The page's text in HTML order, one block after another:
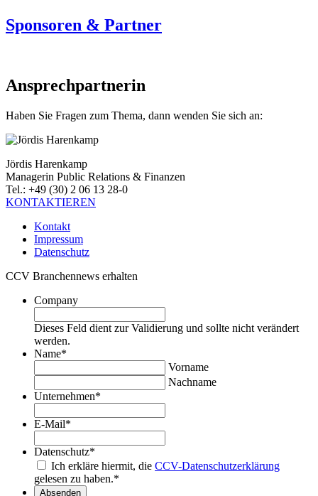
Sponsoren & Partner
Ansprechpartnerin
Haben Sie Fragen zum Thema, dann wenden Sie sich an:
Jördis Harenkamp
Managerin Public Relations & Finanzen
Tel.: +49 (30) 2 06 13 28-0
KONTAKTIEREN
Kontakt
Impressum
Datenschutz
CCV Branchennews erhalten
Company
Dieses Feld dient zur Validierung und sollte nicht verändert
werden.
Name*
Vorname
Nachname
Unternehmen*
E-Mail*
Datenschutz*
Ich erkläre hiermit, die CCV-Datenschutzerklärung
gelesen zu haben.*
Absenden